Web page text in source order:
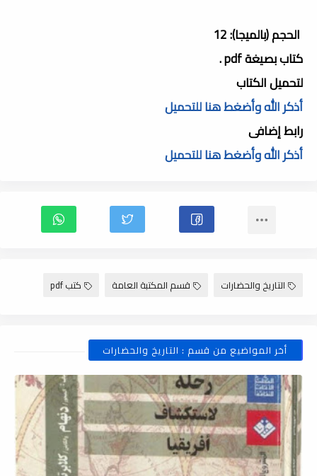
الحجم (بالميجا): 12
كتاب بصيغة pdf .
لتحميل الكتاب
أذكر الله وأضغط هنا للتحميل
رابط إضافى
أذكر الله وأضغط هنا للتحميل
التاريخ والحضارات قسم المكتبة العامة كتب pdf
أخر المواضيع من قسم : التاريخ والحضارات